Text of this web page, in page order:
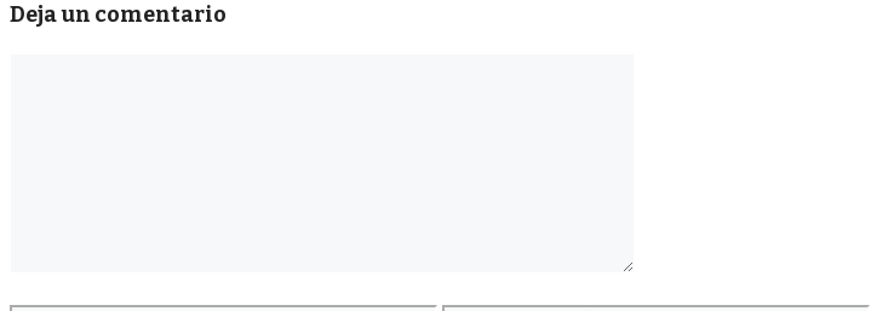
Deja un comentario